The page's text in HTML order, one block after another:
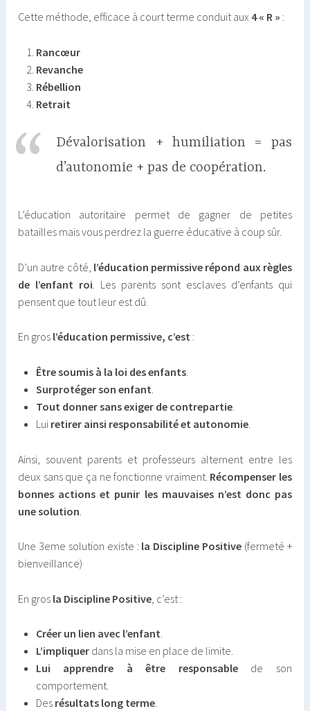
Cette méthode, efficace à court terme conduit aux 4 « R » :
Rancœur
Revanche
Rébellion
Retrait
Dévalorisation + humiliation = pas
d’autonomie + pas de coopération.
L’éducation autoritaire permet de gagner de petites
batailles mais vous perdrez la guerre éducative à coup sûr.
D’un autre côté, l’éducation permissive répond aux règles
de l’enfant roi . Les parents sont esclaves d’enfants qui
pensent que tout leur est dû.
En gros l’éducation permissive, c’est :
Être soumis à la loi des enfants.
Surprotéger son enfant.
Tout donner sans exiger de contrepartie.
Lui retirer ainsi responsabilité et autonomie.
Ainsi, souvent parents et professeurs alternent entre les
deux sans que ça ne fonctionne vraiment. Récompenser les
bonnes actions et punir les mauvaises n’est donc pas
une solution
Une 3eme solution existe : la Discipline Positive (fermeté +
bienveillance)
En gros la Discipline Positive , c’est :
Créer un lien avec l’enfant.
L’impliquerdans la mise en place de limite.
Lui apprendre à être responsablede son
comportement.
Des résultats long terme.